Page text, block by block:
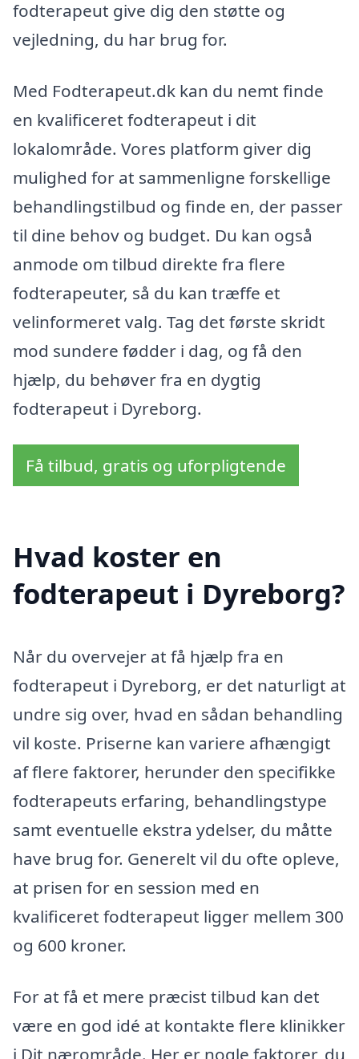
fodterapeut give dig den støtte og
vejledning, du har brug for.
Med Fodterapeut.dk kan du nemt finde
en kvalificeret fodterapeut i dit
lokalområde. Vores platform giver dig
mulighed for at sammenligne forskellige
behandlingstilbud og finde en, der passer
til dine behov og budget. Du kan også
anmode om tilbud direkte fra flere
fodterapeuter, så du kan træffe et
velinformeret valg. Tag det første skridt
mod sundere fødder i dag, og få den
hjælp, du behøver fra en dygtig
fodterapeut i Dyreborg.
Få tilbud, gratis og uforpligtende
Hvad koster en
fodterapeut i Dyreborg?
Når du overvejer at få hjælp fra en
fodterapeut i Dyreborg, er det naturligt at
undre sig over, hvad en sådan behandling
vil koste. Priserne kan variere afhængigt
af flere faktorer, herunder den specifikke
fodterapeuts erfaring, behandlingstype
samt eventuelle ekstra ydelser, du måtte
have brug for. Generelt vil du ofte opleve,
at prisen for en session med en
kvalificeret fodterapeut ligger mellem 300
og 600 kroner.
For at få et mere præcist tilbud kan det
være en god idé at kontakte flere klinikker
i Dit nærområde. Her er nogle faktorer, du